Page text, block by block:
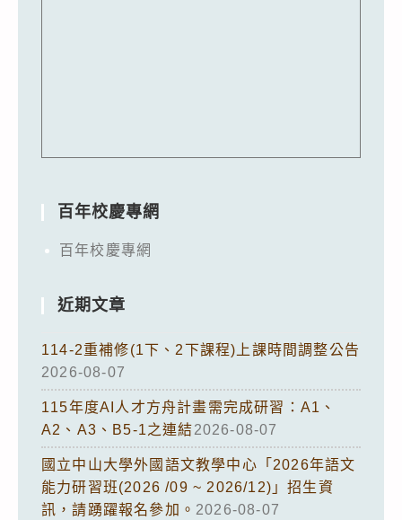
百年校慶專網
百年校慶專網
近期文章
114-2重補修(1下、2下課程)上課時間調整公告
2026-08-07
115年度AI人才方舟計畫需完成研習：A1、
A2、A3、B5-1之連結2026-08-07
國立中山大學外國語文教學中心「2026年語文
能力研習班(2026 /09 ~ 2026/12)」招生資
訊，請踴躍報名參加。 2026-08-07